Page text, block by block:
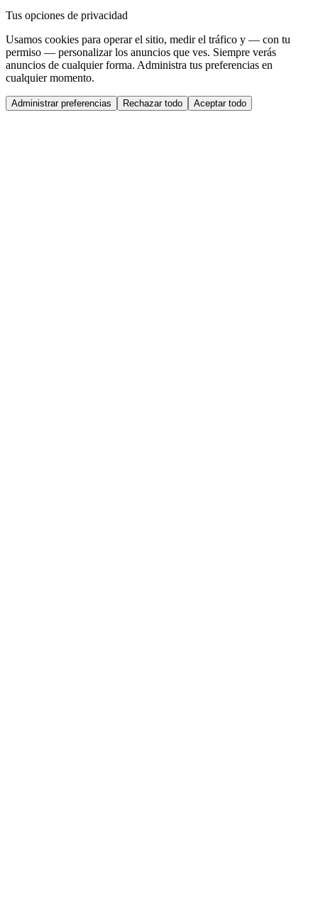
Tus opciones de privacidad
Usamos cookies para operar el sitio, medir el tráfico y — con tu
permiso — personalizar los anuncios que ves. Siempre verás
anuncios de cualquier forma. Administra tus preferencias en
cualquier momento.
Administrar preferencias Rechazar todo Aceptar todo